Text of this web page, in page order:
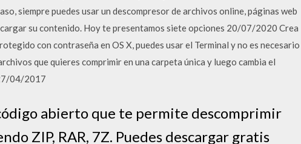
siempre puedes usar un descompresor de archivos online, páginas web
su contenido. Hoy te presentamos siete opciones 20/07/2020 Crea
con contraseña en OS X, puedes usar el Terminal y no es necesario
que quieres comprimir en una carpeta única y luego cambia el
04/2017
abierto que te permite descomprimir
ZIP, RAR, 7Z. Puedes descargar gratis